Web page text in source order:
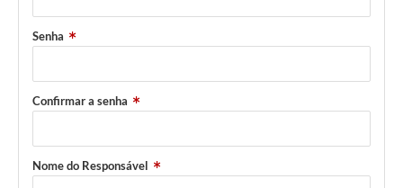
Senha
Confirmar a senha
Nome do Responsável